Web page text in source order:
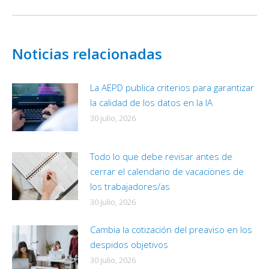
Noticias relacionadas
La AEPD publica criterios para garantizar
la calidad de los datos en la IA
30 julio, 2026
Todo lo que debe revisar antes de
cerrar el calendario de vacaciones de
los trabajadores/as
30 julio, 2026
Cambia la cotización del preaviso en los
despidos objetivos
30 julio, 2026